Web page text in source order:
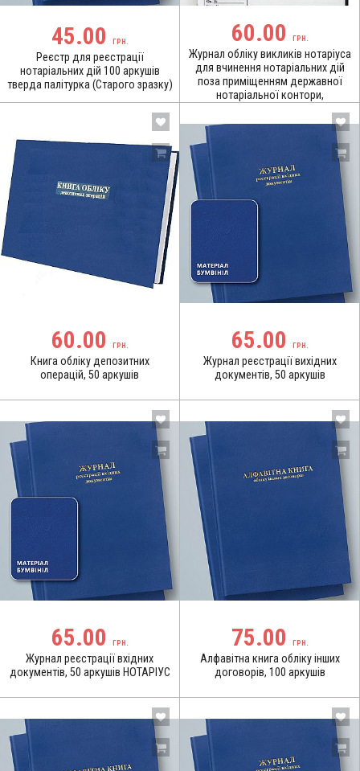
45.00 ГРН.
Реєстр для реєстрації
нотаріальних дій 100 аркушів
тверда палітурка (Старого зразку)
60.00 ГРН.
Журнал обліку викликів нотаріуса
для вчинення нотаріальних дій
поза приміщенням державної
нотаріальної контори,
примі
60.00 ГРН.
Книга обліку депозитних
операцій, 50 аркушів
65.00 ГРН.
Журнал реєстрації вихідних
документів, 50 аркушів
65.00 ГРН.
Журнал реєстрації вхідних
документів, 50 аркушів НОТАРІУС
75.00 ГРН.
Алфавітна книга обліку інших
договорів, 100 аркушів